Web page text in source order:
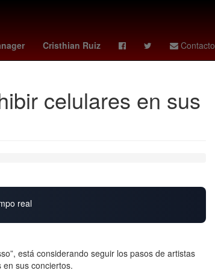
Cristhian Ruiz Contacto
rotterdam - feyenoord celtics Elliot Page
celulares en sus
real
está considerando seguir los pasos de artistas
sus conciertos.